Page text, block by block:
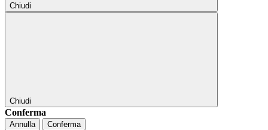
Chiudi
Chiudi
Conferma
Annulla Conferma